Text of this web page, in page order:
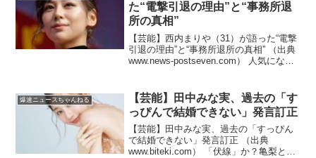
た“電撃引退の理由”と“事務所退
所の真相”
【芸能】西内まりや（31）が語った“電撃
引退の理由”と“事務所退所の真相” （出典
www.news-postseven.com） 人気になる
た“電撃引退の理由”と...
爆速ニュースちゃんねる
【芸能】田中みな実、過去の「す
っぴんで結婚できない」発言訂正
【芸能】田中みな実、過去の「すっぴん
で結婚できない」発言訂正 （出典
www.biteki.com） 「伏線」か？亀梨との